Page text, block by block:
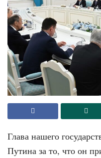
Глава нашего
Путина за то, что он